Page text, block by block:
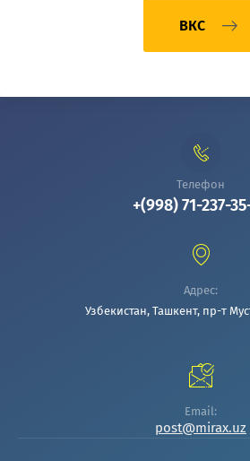
ВКС
Телефон
+(998) 71-237-
Адрес:
Узбекистан, Ташкент, пр-т
Email:
post@mirax.uz